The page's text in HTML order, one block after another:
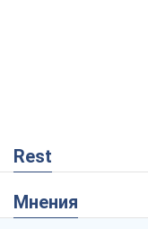
Rest
Мнения